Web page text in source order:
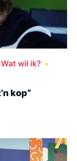
Wat wil ik?
kop”